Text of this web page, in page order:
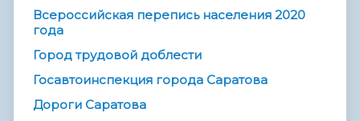
Всероссийская перепись населения 2020
года
Город трудовой доблести
Госавтоинспекция города Саратова
Дороги Саратова